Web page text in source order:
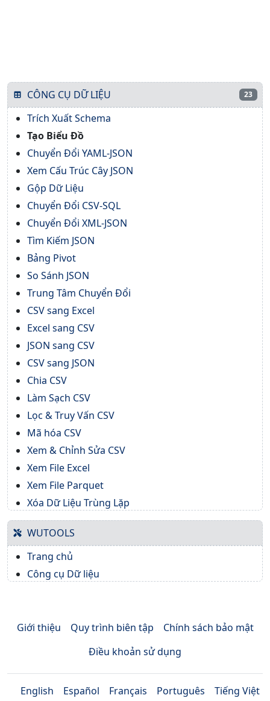
CÔNG CỤ DỮ LIỆU 23
Trích Xuất Schema
Tạo Biểu Đồ
Chuyển Đổi YAML-JSON
Xem Cấu Trúc Cây JSON
Gộp Dữ Liệu
Chuyển Đổi CSV-SQL
Chuyển Đổi XML-JSON
Tìm Kiếm JSON
Bảng Pivot
So Sánh JSON
Trung Tâm Chuyển Đổi
CSV sang Excel
Excel sang CSV
JSON sang CSV
CSV sang JSON
Chia CSV
Làm Sạch CSV
Lọc & Truy Vấn CSV
Mã hóa CSV
Xem & Chỉnh Sửa CSV
Xem File Excel
Xem File Parquet
Xóa Dữ Liệu Trùng Lặp
WUTOOLS
Trang chủ
Công cụ Dữ liệu
Giới thiệu Quy trình biên tập
Chính sách bảo mật
Điều khoản sử dụng
English Español Français Português Tiếng Việt